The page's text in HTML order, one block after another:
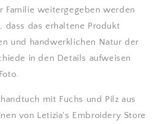
Familie weitergegeben werden
dass das erhaltene Produkt
und handwerklichen Natur der
in den Details aufweisen
mit Fuchs und Pilz aus
von Letizia's Embroidery Store